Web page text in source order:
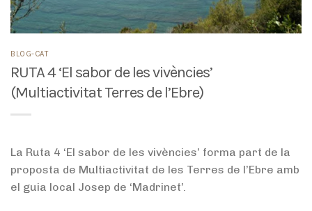
BLOG-CAT
RUTA 4 ‘El sabor de les vivències’
(Multiactivitat Terres de l’Ebre)
La Ruta 4 ‘El sabor de les vivències’ forma part de la
proposta de Multiactivitat de les Terres de l’Ebre amb
el guia local Josep de ‘Madrinet’.